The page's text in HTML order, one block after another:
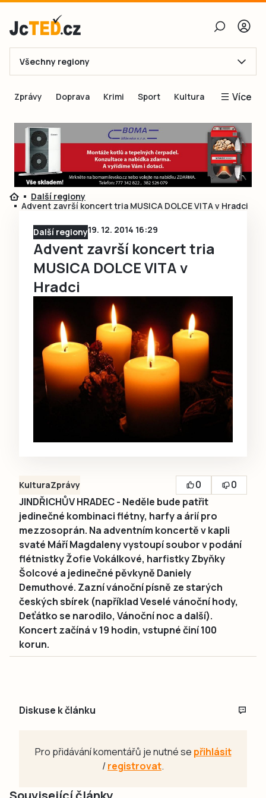
E-mail
Obnovit heslo
Přihlásit se
Přihlásit se přes Facebook
Ještě nemám účet, chci se
Všechny regiony
Zprávy Doprava Krimi Sport Kultura Více
Blogy
Inspirace
Čtenáři píší
Speciální přílohy
Další regiony
Advent završí koncert tria MUSICA DOLCE VITA v Hradci
Další regiony19. 12. 2014 16:29
Advent završí koncert tria
MUSICA DOLCE VITA v
Hradci
KulturaZprávy 0
0
JINDŘICHŮV HRADEC - Neděle bude patřit
jedinečné kombinaci flétny, harfy a árií pro
mezzosoprán. Na adventním koncertě v kapli
svaté Máří Magdaleny vystoupí soubor v podání
flétnistky Žofie Vokálkové, harfistky Zbyňky
Šolcové a jedinečné pěvkyně Daniely
Demuthové. Zazní vánoční písně ze starých
českých sbírek (například Veselé vánoční hody,
Deťátko se narodilo, Vánoční noc a další).
Koncert začíná v 19 hodin, vstupné činí 100
korun.
Diskuse k článku
Pro přidávání komentářů je nutné se přihlásit
/registrovat.